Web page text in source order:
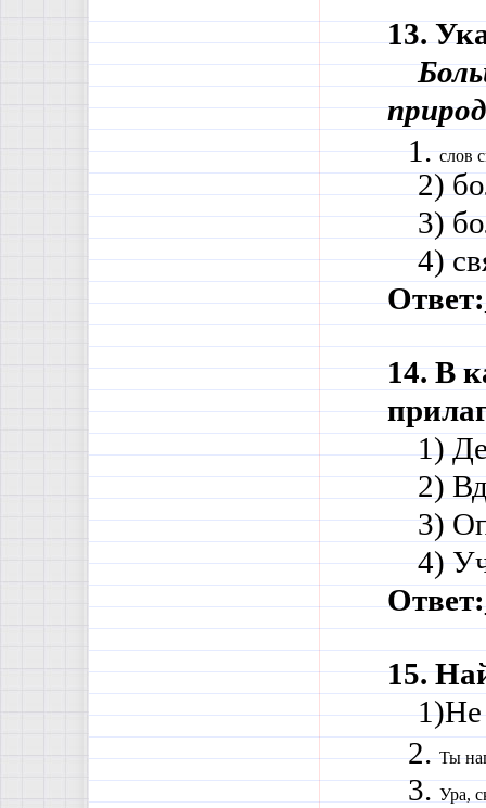
13.
слов
2)
3)
4)
14. В
1)
2)
3)
4)
15.
1)Не
Ты
Ура,